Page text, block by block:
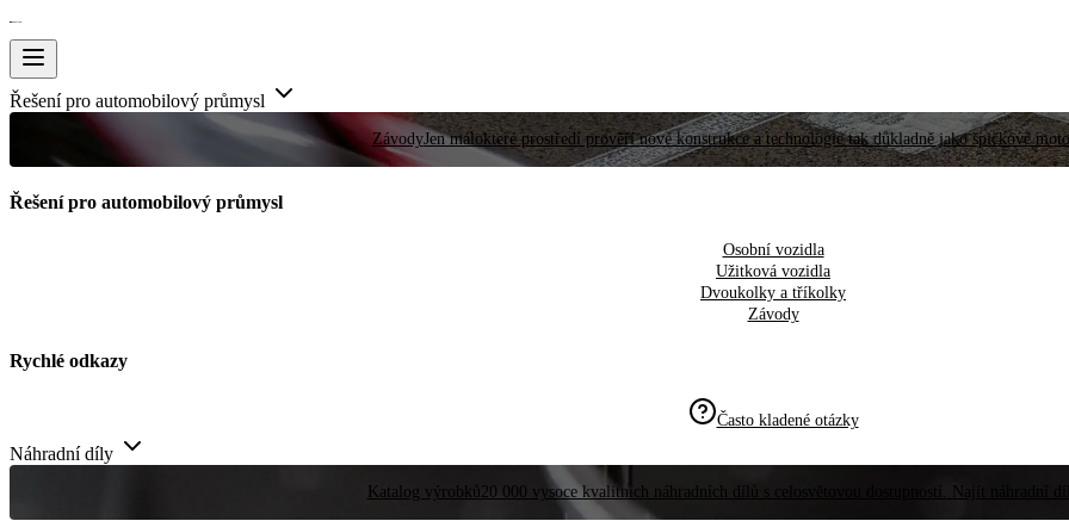
Řešení pro automobilový průmysl
ZávodyJen málokteré prostředí prověří nové konstrukce a technologie tak důkladně jako špičkové
Řešení pro automobilový průmysl
Osobní vozidla
Užitková vozidla
Dvoukolky a tříkolky
Závody
Rychlé odkazy
Často kladené otázky
Náhradní díly
Katalog výrobků20 000 vysoce kvalitních náhradních dílů s celosvětovou dostupností. Najít náhradní